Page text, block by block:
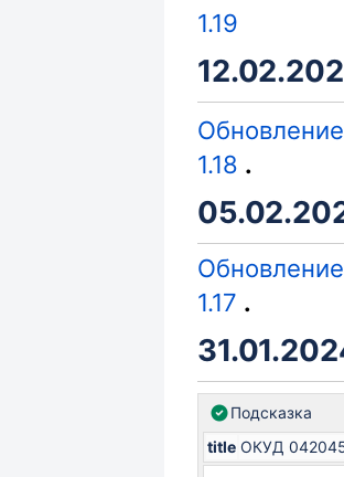
1.19
1.18 .
1.17 .
Подсказка
title ОКУД